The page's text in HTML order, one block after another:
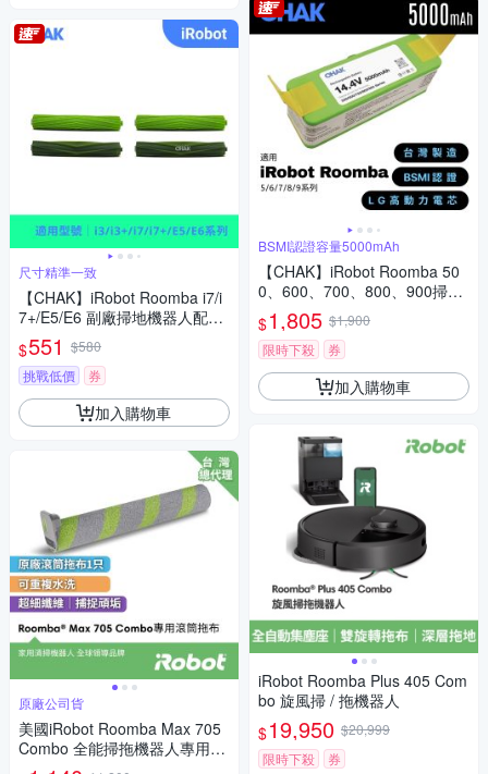
尺寸精準一致
【CHAK】iRobot Roomba i7/i
7+/E5/E6 副廠掃地機器人配件
耗材超值組(主刷2入組)
$551 $580
挑戰低價
券
加入購物車
原廠公司貨
美國iRobot Roomba Max 705
Combo 全能掃拖機器人專用原
廠滾筒拖布
BSMI認證容量5000mAh
【CHAK】iRobot Roomba 50
0、600、700、800、900掃地
機副廠鋰電池(超高容量5000m
Ah)
$1,805 $1,900
限時下殺
券
加入購物車
iRobot Roomba Plus 405 Com
bo 旋風掃 / 拖機器人
$19,950 $20,999
限時下殺
券